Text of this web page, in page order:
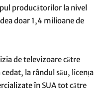
producătorilor la nivel
doar 1,4 milioane de
de televizoare către
la rândul său, licența
în SUA tot către